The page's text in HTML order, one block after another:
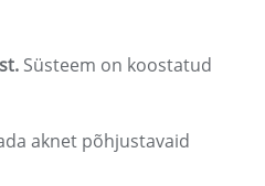
Süsteem on koostatud
aknet põhjustavaid